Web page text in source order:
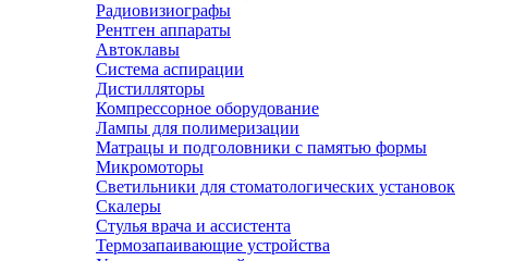
Радиовизиографы
Рентген аппараты
Автоклавы
Система аспирации
Дистилляторы
Компрессорное оборудование
Лампы для полимеризации
Матрацы и подголовники с памятью формы
Микромоторы
Светильники для стоматологических установок
Скалеры
Стулья врача и ассистента
Термозапаивающие устройства